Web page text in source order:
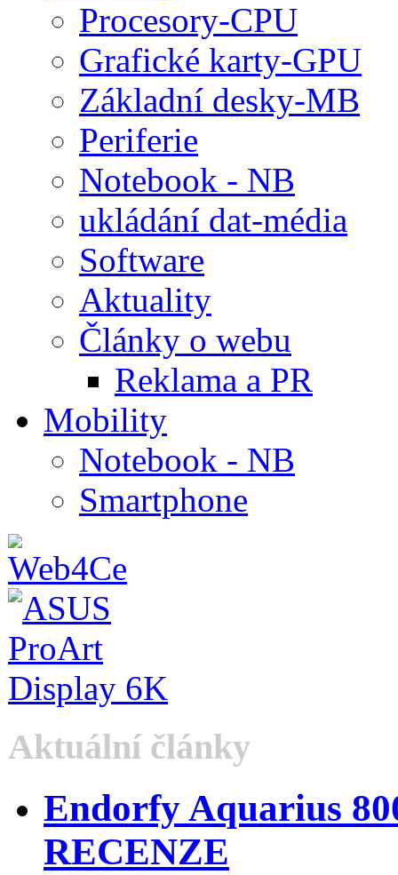
Procesory-CPU
Grafické karty-GPU
Základní desky-MB
Periferie
Notebook - NB
ukládání dat-média
Software
Aktuality
Články o webu
Reklama a PR
Mobility
Notebook - NB
Smartphone
Aktuální články
Endorfy Aquarius
RECENZE